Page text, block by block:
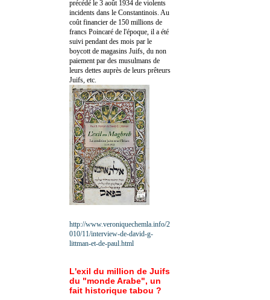
précédé le 3 août 1934 de violents
incidents dans le Constantinois. Au
coût financier de 150 millions de
francs Poincaré de l'époque, il a été
suivi pendant des mois par le
boycott de magasins Juifs, du non
paiement par des musulmans de
leurs dettes auprès de leurs prêteurs
Juifs, etc.
http://www.veroniquechemla.info/2
010/11/interview-de-david-g-
littman-et-de-paul.html
L'exil du million de Juifs
du "monde Arabe", un
fait historique tabou ?